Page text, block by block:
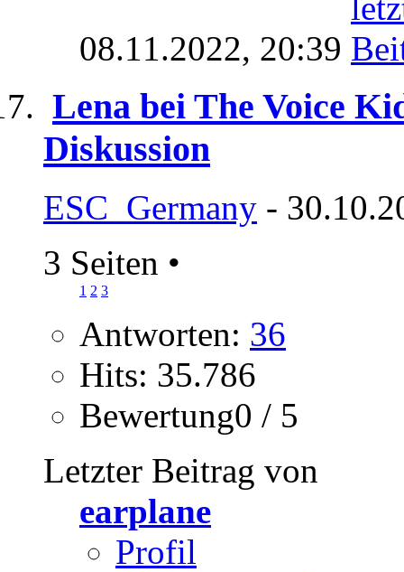
08.11.2022, 20:39
Lena bei The Voice
Diskussion
ESC_Germany -
3 Seiten •
1 2 3
Antworten: 36
Hits: 35.786
Bewertung0 / 5
Letzter Beitrag von
earplane
Profil